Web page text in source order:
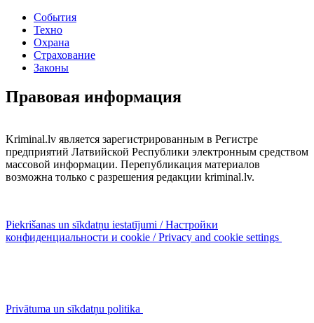
События
Техно
Охрана
Страхование
Законы
Правовая информация
Kriminal.lv является зарегистрированным в Регистре
предприятий Латвийской Республики электронным средством
массовой информации. Перепубликация материалов
возможна только с разрешения редакции kriminal.lv.
Piekrišanas un sīkdatņu iestatījumi / Настройки
конфиденциальности и cookie / Privacy and cookie settings
Privātuma un sīkdatņu politika